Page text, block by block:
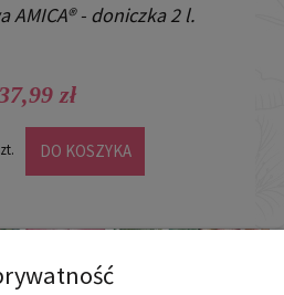
AMICA® - doniczka 2 l.
zł
DO KOSZYKA